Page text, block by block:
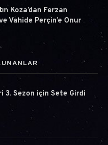
Koza’dan Ferzan
Vahide Perçin’e Onur
3. Sezon için Sete Girdi